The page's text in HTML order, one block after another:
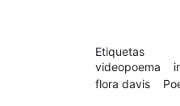
Etiquetas
videopoema
flora davis